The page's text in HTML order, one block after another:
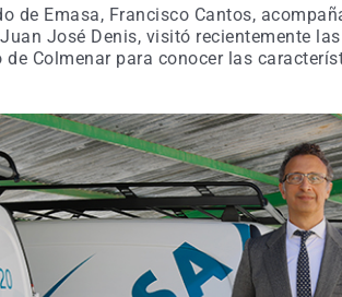
de Emasa, Francisco Cantos,
José Denis, visitó recientemente
de Colmenar para conocer las